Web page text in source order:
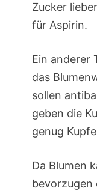
Zucker
für Aspirin.
Ein anderer
das
sollen
geben die
genug
Da Blumen
bevorzugen